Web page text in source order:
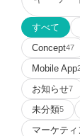
事
を
検
索
すべて
Concept47
Mobile App
お知らせ7
未分類5
マーケテ